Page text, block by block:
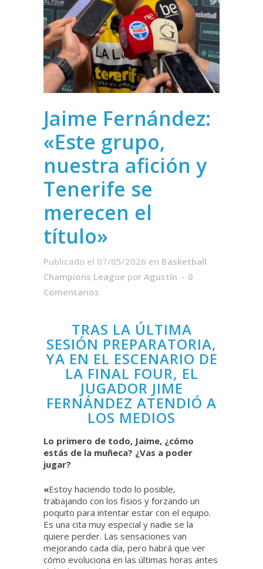
Jaime Fernández:
«Este grupo,
nuestra afición y
Tenerife se
merecen el
título»
Publicado el 07/05/2026 en Basketball
Champions League por Agustín
0
Comentarios
TRAS LA ÚLTIMA
SESIÓN PREPARATORIA,
YA EN EL ESCENARIO DE
LA FINAL FOUR, EL
JUGADOR JIME
FERNÁNDEZ ATENDIÓ A
LOS MEDIOS
Lo primero de todo, Jaime, ¿cómo
estás de la muñeca? ¿Vas a poder
jugar?
«Estoy haciendo todo lo posible,
trabajando con los fisios y forzando un
poquito para intentar estar con el equipo.
Es una cita muy especial y nadie se la
quiere perder. Las sensaciones van
mejorando cada día, pero habrá que ver
cómo evoluciona en las últimas horas antes